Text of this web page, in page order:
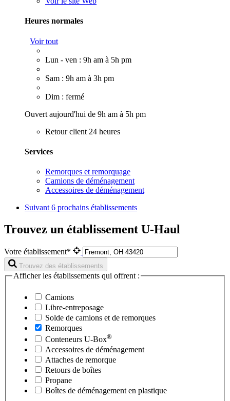
Heures normales
Voir tout
Lun - ven : 9h am à 5h pm
Sam : 9h am à 3h pm
Dim : fermé
Ouvert aujourd'hui de 9h am à 5h pm
Retour client 24 heures
Services
Remorques et remorquage
Camions de déménagement
Accessoires de déménagement
Suivant 6 prochains établissements
Trouvez un établissement U-Haul
Votre établissement*
Trouvez des établissements
Afficher les établissements qui offrent :
Camions
Libre-entreposage
Solde de camions et de remorques
Remorques
Conteneurs U-Box®
Accessoires de déménagement
Attaches de remorque
Retours de boîtes
Propane
Boîtes de déménagement en plastique